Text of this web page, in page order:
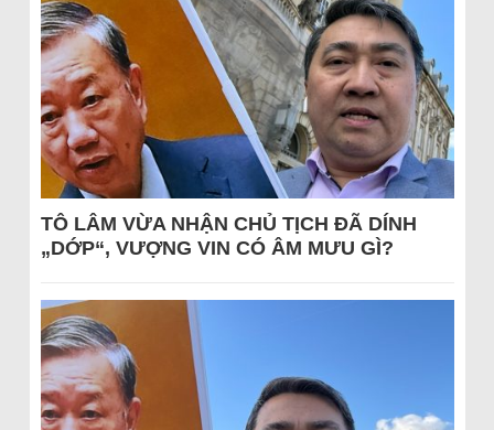
TÔ LÂM VỪA NHẬN CHỦ TỊCH ĐÃ DÍNH
„DỚP“, VƯỢNG VIN CÓ ÂM MƯU GÌ?